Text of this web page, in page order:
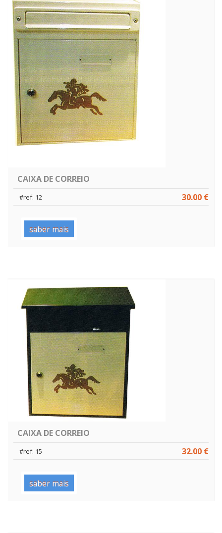
CAIXA DE CORREIO
30.00 €
#ref: 12
saber mais
CAIXA DE CORREIO
32.00 €
#ref: 15
saber mais